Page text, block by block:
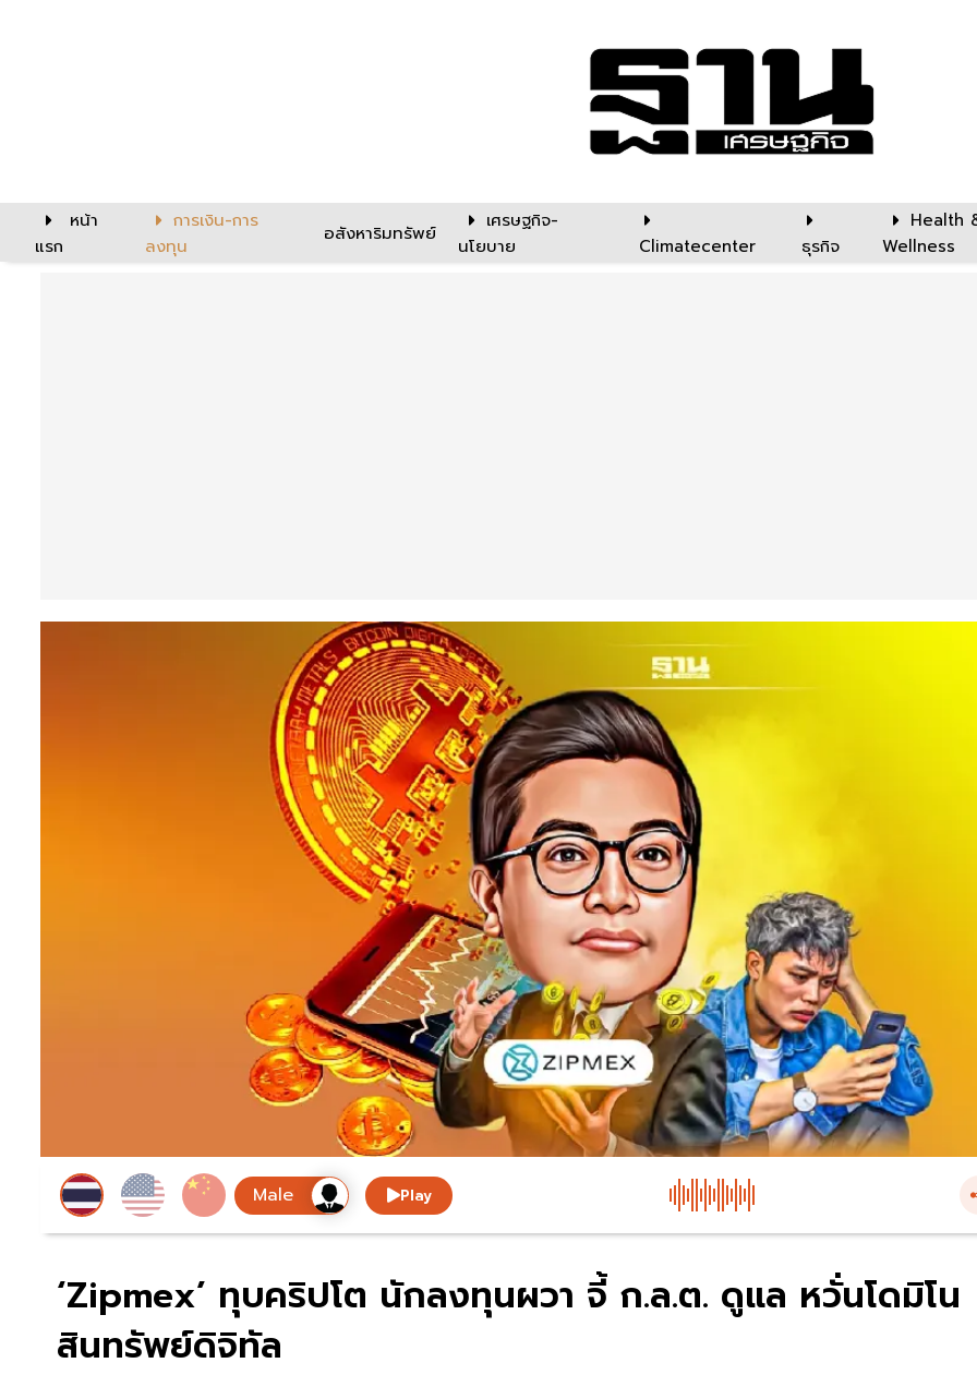
หน้า
แรก
การเงิน-การ
ลงทุน
อสังหาริมทรัพย์
เศรษฐกิจ-
นโยบาย
Climatecenter ธุรกิจ
Health
Wellness
Play
‘Zipmex’ ทุบคริปโต นักลงทุนผวา จี้ ก.ล.ต. ดูแล หวั่นโดมิโน
สินทรัพย์ดิจิทัล